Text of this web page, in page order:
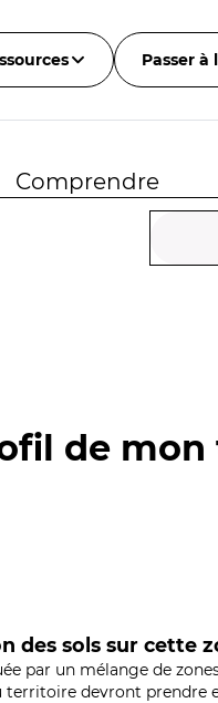
Passer à
Comprendre
de
des sols sur cette
par un mélange de
devront prendre